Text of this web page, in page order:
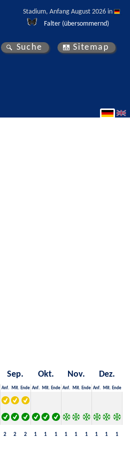
Stadium, Anfang August 2026 in
Falter (übersommernd)
Suche Sitemap
Sep. Okt. Nov. Dez.
Anf. Mit. Ende Anf. Mit. Ende Anf. Mit. Ende Anf. Mit. Ende
2 2 2 1 1 1 1 1 1 1 1 1